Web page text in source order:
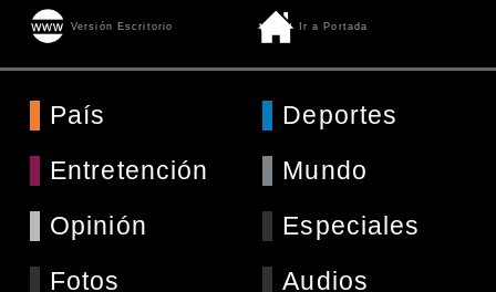
Versión Escritorio Ir a Portada
País
Deportes
Entretención
Mundo
Opinión
Especiales
Fotos
Audios